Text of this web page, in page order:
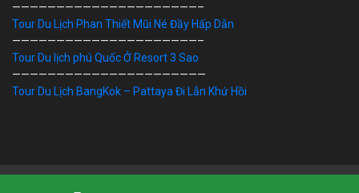
—————————————————————–
Tour Du Lịch Phan Thiết Mũi Né Đầy Hấp Dẫn
—————————————————————–
Tour Du lịch phú Quốc Ở Resort 3 Sao
——————————————————————
Tour Du Lịch BangKok – Pattaya Đi Lẫn Khứ Hồi